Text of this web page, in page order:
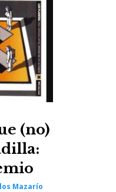
(no)
Mazarío